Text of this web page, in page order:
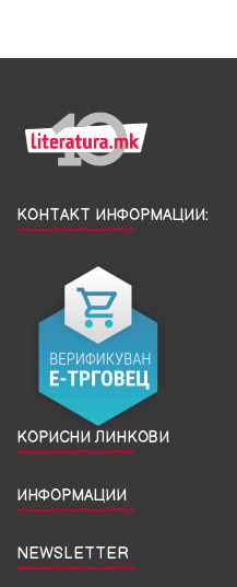
КОНТАКТ ИНФОРМАЦИИ:
КОРИСНИ ЛИНКОВИ
ИНФОРМАЦИИ
NEWSLETTER